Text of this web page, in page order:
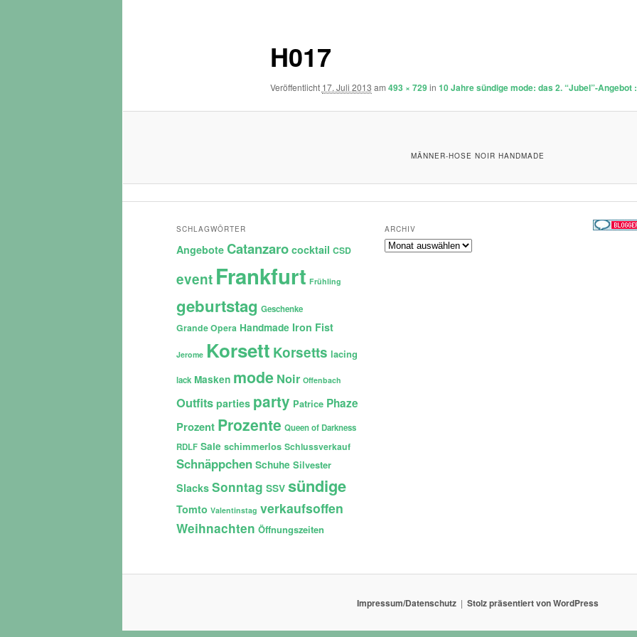
H017
Veröffentlicht 17. Juli 2013 am 493 × 729in 10 Jahre sündige mode: das 2. “Jubel”-Angebot
MÄNNER-HOSE NOIR HANDMADE
SCHLAGWÖRTER
Angebote Catanzaro cocktail CSD
event Frankfurt Frühling
geburtstag Geschenke
Grande Opera Handmade Iron Fist
Jerome Korsett Korsetts lacing
lack Masken mode Noir Offenbach
Outfits parties party Patrice Phaze
Prozent Prozente Queen of Darkness
RDLF Sale schimmerlos Schlussverkauf
Schnäppchen Schuhe Silvester
Slacks Sonntag SSV sündige
Tomto Valentinstag verkaufsoffen
Weihnachten Öffnungszeiten
ARCHIV
Archiv
Impressum/Datenschutz Stolz präsentiert von WordPress